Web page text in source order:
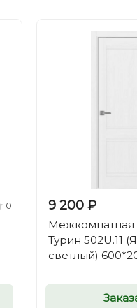
0 9 200 ₽
Межкомнатная
Турин 502U.11
светлый)